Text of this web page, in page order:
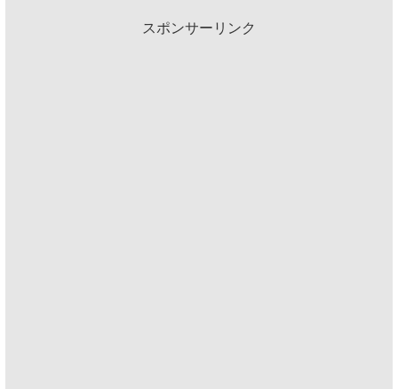
スポンサーリンク